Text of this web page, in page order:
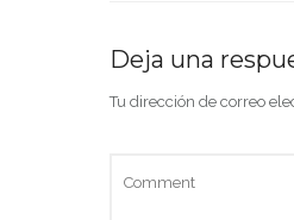
Deja una
Tu dirección de correo